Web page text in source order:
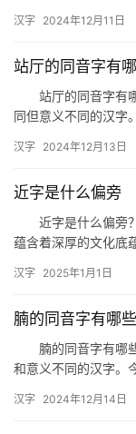
汉字 2024年12月11日
站厅的同音字有
站厅的同音字有
同但意义不同的汉字
汉字 2024年12月13日
近字是什么偏旁
近字是什么偏旁
蕴含着深厚的文化底
问…
汉字 2025年1月1日
腩的同音字有哪些
腩的同音字有哪
和意义不同的汉字。
汉字 2024年12月14日